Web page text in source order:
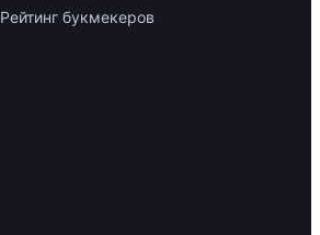
Рейтинг букмекеров